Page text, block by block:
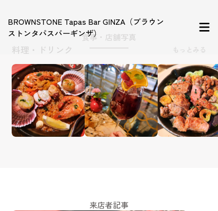
BROWNSTONE Tapas Bar GINZA（ブラウン
ストンタパスバーギンザ）食事・店舗写真
料理・ドリンク
来店者記事